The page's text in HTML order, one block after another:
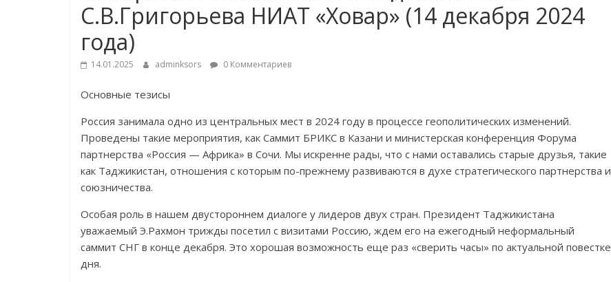
С.В.Григорьева НИАТ «Ховар» (14 декабря 2024
года)
14.01.2025 adminksors 0 Комментариев
Основные тезисы
Россия занимала одно из центральных мест в 2024 году в процессе геополитических изменений.
Проведены такие мероприятия, как Саммит БРИКС в Казани и министерская конференция Форума
партнерства «Россия — Африка» в Сочи. Мы искренне рады, что с нами оставались старые друзья, такие
как Таджикистан, отношения с которым по-прежнему развиваются в духе стратегического партнерства и
союзничества.
Особая роль в нашем двустороннем диалоге у лидеров двух стран. Президент Таджикистана
уважаемый Э.Рахмон трижды посетил с визитами Россию, ждем его на ежегодный неформальный
саммит СНГ в конце декабря. Это хорошая возможность еще раз «сверить часы» по актуальной повестке
дня.